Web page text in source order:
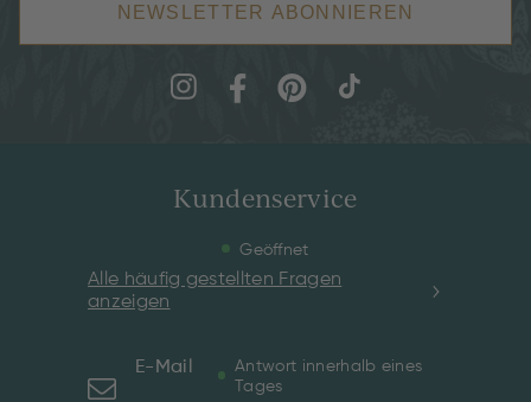
NEWSLETTER ABONNIEREN
Kundenservice
Geöffnet
Alle häufig gestellten Fragen
anzeigen
E-Mail
Antwort innerhalb eines
Tages